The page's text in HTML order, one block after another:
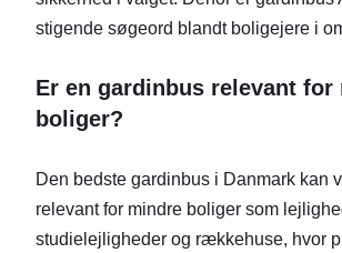
stigende søgeord blandt boligejere i
Er en gardinbus relevant for
boliger?
Den bedste gardinbus i Danmark
relevant for mindre boliger som
studielejligheder og rækkehuse, hvor